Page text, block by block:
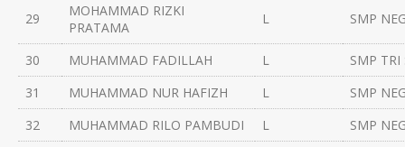
29
MOHAMMAD RIZKI
PRATAMA
L SMP
30 MUHAMMAD FADILLAH L
SMP TRI
31
MUHAMMAD NUR HAFIZH L
SMP
32
MUHAMMAD RILO PAMBUDI L
SMP